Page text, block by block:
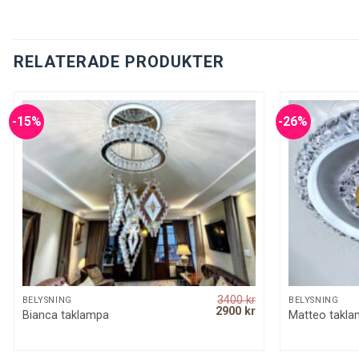
RELATERADE PRODUKTER
-15%
BELYSNING
Bianca taklampa
3400kr
Original
2900 krCurrent
-26%
BELYSNING
Matteo